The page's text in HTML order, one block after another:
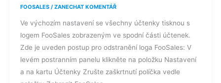
FOOSALES / ZANECHAT KOMENTÁŘ
Ve výchozím nastavení se všechny účtenky tisknou s
logem FooSales zobrazeným ve spodní části účtenek.
Zde je uveden postup pro odstranění loga FooSales: V
levém postranním panelu klikněte na položku Nastavení
a na kartu Účtenky Zrušte zaškrtnutí políčka vedle
FooSales
na
spodní
straně
účtenek?